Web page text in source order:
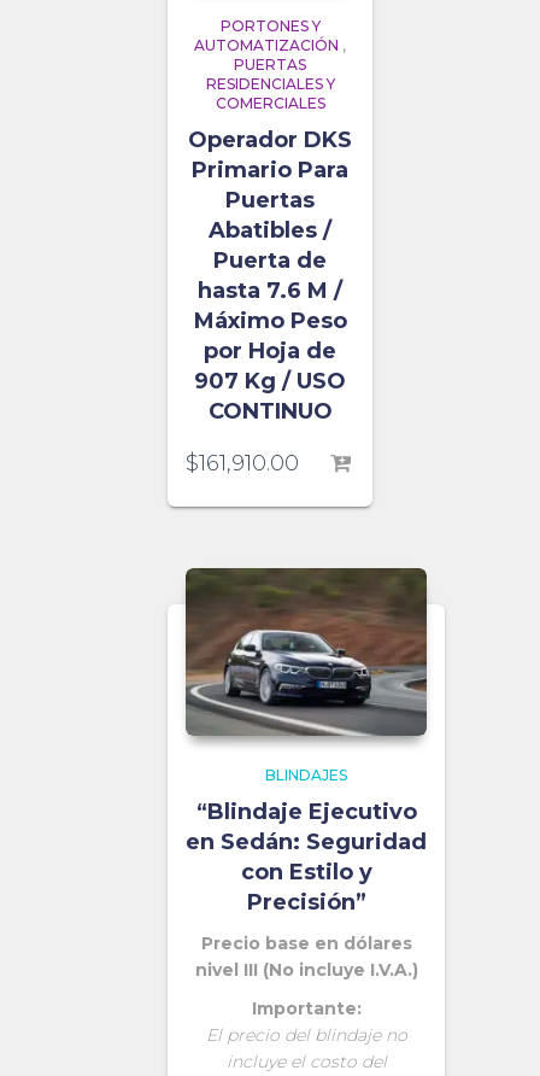
PORTONES Y
AUTOMATIZACIÓN ,
PUERTAS
RESIDENCIALES Y
COMERCIALES
Operador DKS
Primario Para
Puertas
Abatibles /
Puerta de
hasta 7.6 M /
Máximo Peso
por Hoja de
907 Kg / USO
CONTINUO
$161,910.00
BLINDAJES
“Blindaje Ejecutivo
en Sedán: Seguridad
con Estilo y
Precisión”
Precio base en dólares
nivel III (No incluye I.V.A.)
Importante:
El precio del blindaje no
incluye el costodel